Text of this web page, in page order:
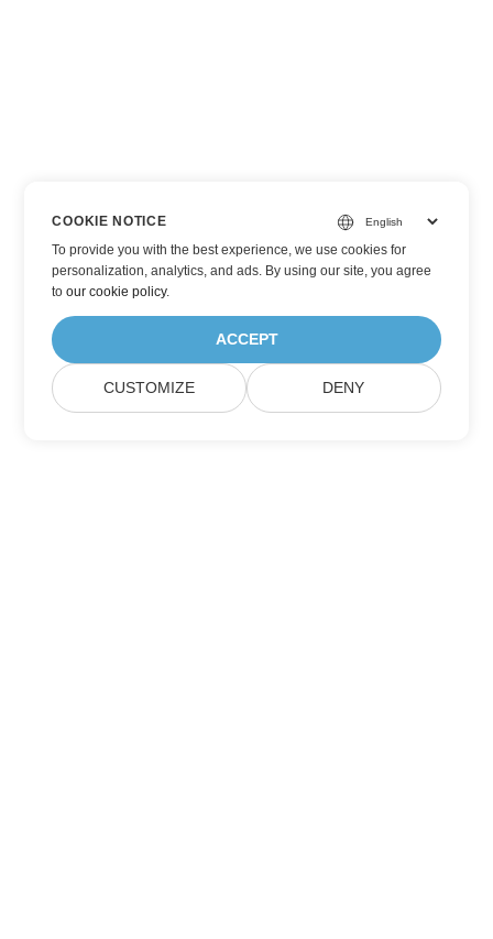
COOKIE NOTICE
To provide you with the best experience, we use cookies for
personalization, analytics, and ads. By using our site, you agree
toour cookie policy.
ACCEPT
CUSTOMIZE DENY